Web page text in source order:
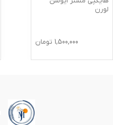
لورن
1,500,000 تومان